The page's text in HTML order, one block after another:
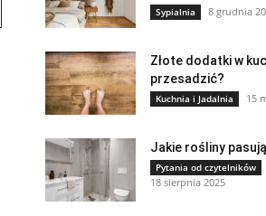
Sypialnia 8 grudnia
Złote dodatki w
przesadzić?
Kuchnia i Jadalnia 15
Jakie rośliny
Pytania od czytelników
18 sierpnia 2025